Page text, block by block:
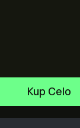
Kup Celo